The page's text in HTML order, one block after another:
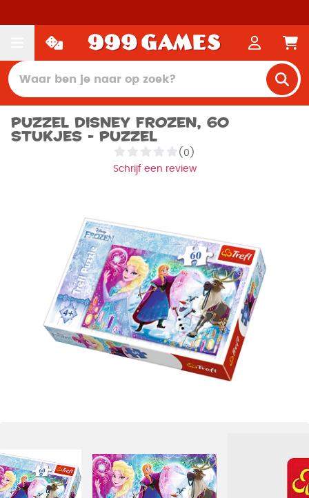
Puzzel Disney Frozen, 60
stukjes - Puzzel
(0)
Schrijf een review